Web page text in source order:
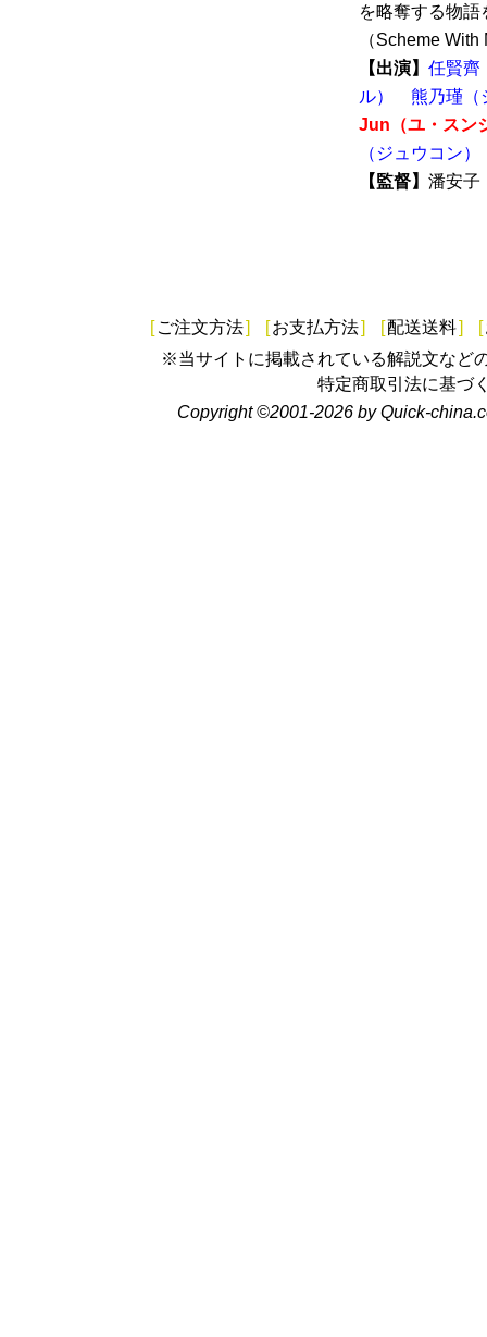
を略奪する物
（Scheme
【出演】 任賢齊
ル）
熊乃瑾（
Jun（ユ・スン
（ジュウコン）
【監督】 潘安
[ ご注文方法] [お支払方法] [配送送料] [
※当サイトに掲載されている解説文など
特定商取引法に基づ
Copyright ©2001-2026 by Quick-